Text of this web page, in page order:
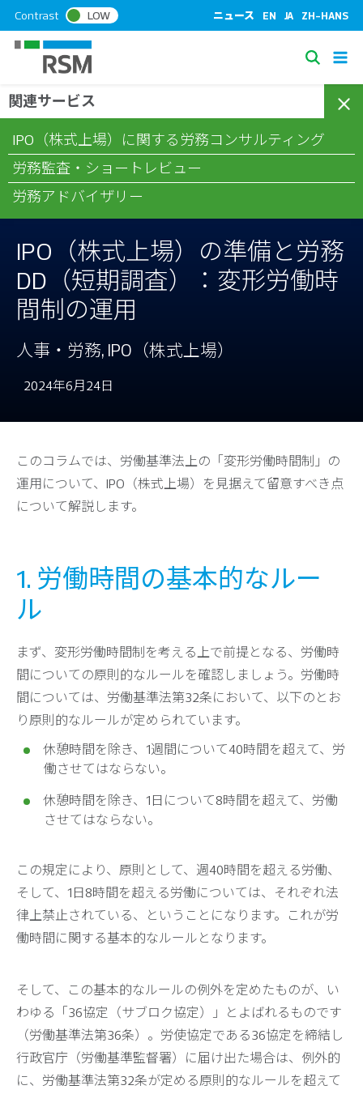
k
n
Contrast LOW ニュース EN JA ZH-HANS
S
c
ホーム/コラム
DD（短期調査）：変形労働時間制の運用
IPO（株式上場）の準備と労務
DD（短期調査）：変形労働時
間制の運用
人事・労務, IPO（株式上場）
2024年6月24日
このコラムでは、労働基準法上の「変形労働時間制」の
運用について、IPO（株式上場）を見据えて留意すべき点
について解説します。
1. 労働時間の基本的なルー
ル
まず、変形労働時間制を考える上で前提となる、労働時
間についての原則的なルールを確認しましょう。労働時
間については、労働基準法第32条において、以下のとお
り原則的なルールが定められています。
休憩時間を除き、1週間について40時間を超えて、労
働させてはならない。
休憩時間を除き、1日について8時間を超えて、労働
させてはならない。
この規定により、原則として、週40時間を超える労働、
そして、1日8時間を超える労働については、それぞれ法
律上禁止されている、ということになります。これが労
働時間に関する基本的なルールとなります。
そして、この基本的なルールの例外を定めたものが、い
わゆる「36協定（サブロク協定）」とよばれるものです
（労働基準法第36条）。労使協定である36協定を締結し
行政官庁（労働基準監督署）に届け出た場合は、例外的
に、労働基準法第32条が定める原則的なルールを超えて
関連サービス
IPO（株式上場）に関する労務コンサルティング
労務監査・ショートレビュー
労務アドバイザリー